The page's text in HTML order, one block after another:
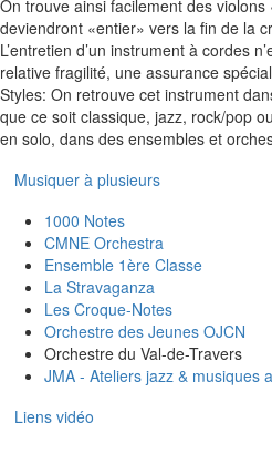
On trouve ainsi facilement des
deviendront «entier» vers la fin de la
L’entretien d’un instrument à cordes
relative fragilité, une assurance
Styles: On retrouve cet instrument
que ce soit classique, jazz, rock/pop
en solo, dans des ensembles et
Musiquer à plusieurs
1000 Notes
CMNE Orchestra
Ensemble 1ère Classe
La Stravaganza
Les Croque-Notes
Orchestre des Jeunes OJCN
Orchestre du Val-de-Travers
JMA - Ateliers jazz & musiques
Liens vidéo